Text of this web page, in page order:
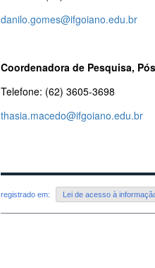
danilo.gomes@ifgoiano.edu.br
Coordenadora de Pesquisa,
Telefone: (62) 3605-3698
thasia.macedo@ifgoiano.edu.br
registrado em: Lei de acesso à